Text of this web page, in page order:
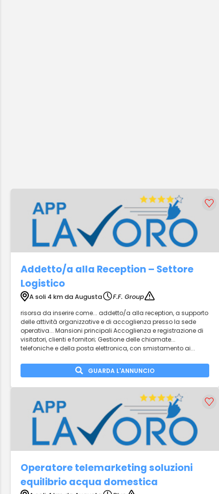
Addetto/a alla Reception – Settore
Logistico
A soli 4 km da Augusta
F.F. Group
risorsa da inserire come... addetto/a alla reception, a supporto
delle attività organizzative e di accoglienza presso la sede
operativa... Mansioni principali Accoglienza e registrazione di
visitatori, clienti e fornitori; Gestione delle chiamate...
telefoniche e della posta elettronica, con smistamento ai...
GUARDA L'ANNUNCIO
Operatore telemarketing soluzioni
equilibrio acqua domestica